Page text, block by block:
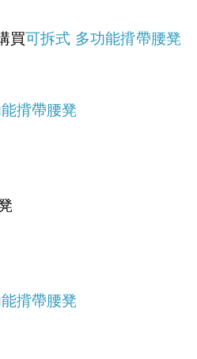
買可拆式 多功能揹帶腰凳
揹帶腰凳
揹帶腰凳